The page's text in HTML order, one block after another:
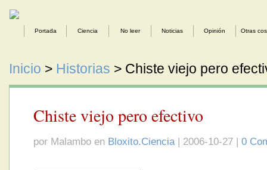
Portada Ciencia No leer Noticias Opinión Otras
Inicio > Historias > Chiste viejo pero
Chiste viejo pero efectivo
por Malambo en Bloxito.Ciencia| 2006-10-27 | 0